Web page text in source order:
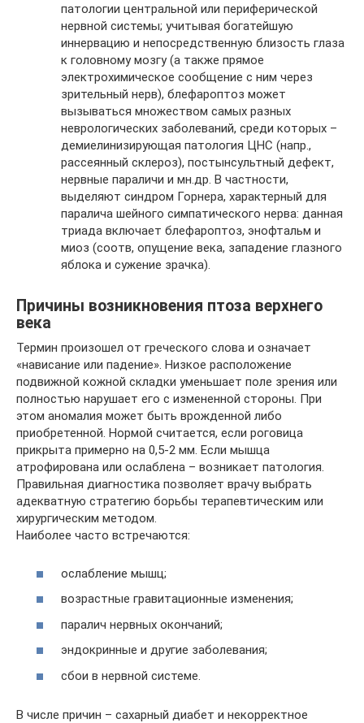
патологии центральной или периферической
нервной системы; учитывая богатейшую
иннервацию и непосредственную близость глаза
к головному мозгу (а также прямое
электрохимическое сообщение с ним через
зрительный нерв), блефароптоз может
вызываться множеством самых разных
неврологических заболеваний, среди которых –
демиелинизирующая патология ЦНС (напр.,
рассеянный склероз), постынсультный дефект,
нервные параличи и мн.др. В частности,
выделяют синдром Горнера, характерный для
паралича шейного симпатического нерва: данная
триада включает блефароптоз, энофтальм и
миоз (соотв, опущение века, западение глазного
яблока и сужение зрачка).
Причины возникновения птоза верхнего
века
Термин произошел от греческого слова и означает
«нависание или падение». Низкое расположение
подвижной кожной складки уменьшает поле зрения или
полностью нарушает его с измененной стороны. При
этом аномалия может быть врожденной либо
приобретенной. Нормой считается, если роговица
прикрыта примерно на 0,5-2 мм. Если мышца
атрофирована или ослаблена – возникает патология.
Правильная диагностика позволяет врачу выбрать
адекватную стратегию борьбы терапевтическим или
хирургическим методом.
Наиболее часто встречаются:
ослабление мышц;
возрастные гравитационные изменения;
паралич нервных окончаний;
эндокринные и другие заболевания;
сбои в нервной системе.
В числе причин – сахарный диабет и некорректное